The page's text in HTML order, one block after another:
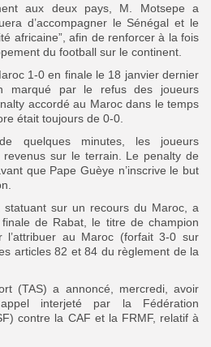
aux deux pays, M. Motsepe a
d’accompagner le Sénégal et le
africaine”, afin de renforcer à la fois
du football sur le continent.
1-0 en finale le 18 janvier dernier
marqué par le refus des joueurs
accordé au Maroc dans le temps
était toujours de 0-0.
quelques minutes, les joueurs
revenus sur le terrain. Le penalty de
que Pape Guèye n’inscrive le but
statuant sur un recours du Maroc, a
de Rabat, le titre de champion
l’attribuer au Maroc (forfait 3-0 sur
articles 82 et 84 du règlement de la
(TAS) a annoncé, mercredi, avoir
interjeté par la Fédération
contre la CAF et la FRMF, relatif à